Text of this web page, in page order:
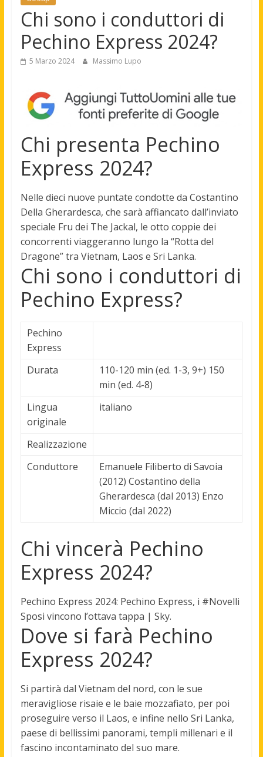
Chi sono i conduttori di
Pechino Express 2024?
5 Marzo 2024 Massimo Lupo
Chi presenta Pechino
Express 2024?
Nelle dieci nuove puntate condotte da Costantino
Della Gherardesca, che sarà affiancato dall’inviato
speciale Fru dei The Jackal, le otto coppie dei
concorrenti viaggeranno lungo la “Rotta del
Dragone” tra Vietnam, Laos e Sri Lanka.
Chi sono i conduttori di
Pechino Express?
Pechino
Express
Durata
110-120 min (ed. 1-3, 9+) 150
min (ed. 4-8)
Lingua
originale
italiano
Realizzazione
Conduttore
Emanuele Filiberto di Savoia
(2012) Costantino della
Gherardesca (dal 2013) Enzo
Miccio (dal 2022)
Chi vincerà Pechino
Express 2024?
Pechino Express 2024: Pechino Express, i #Novelli
Sposi vincono l’ottava tappa | Sky.
Dove si farà Pechino
Express 2024?
Si partirà dal Vietnam del nord, con le sue
meravigliose risaie e le baie mozzafiato, per poi
proseguire verso il Laos, e infine nello Sri Lanka,
paese di bellissimi panorami, templi millenari e il
fascino incontaminato del suo mare.